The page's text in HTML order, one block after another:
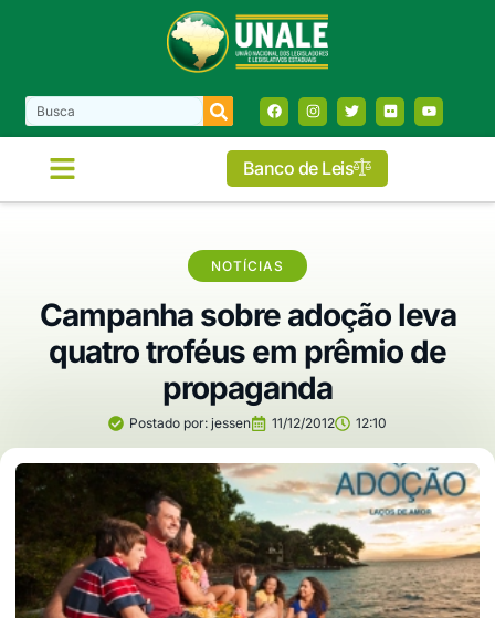
Banco de Leis
NOTÍCIAS
Campanha sobre adoção leva
quatro troféus em prêmio de
propaganda
Postado por: jessen 11/12/2012 12:10